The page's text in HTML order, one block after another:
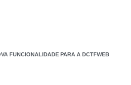
FUNCIONALIDADE PARA A DCTFWEB